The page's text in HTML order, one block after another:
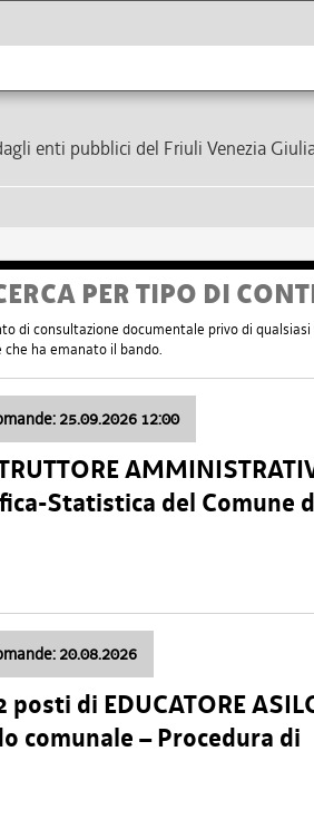
enti pubblici del Friuli Venezia
PER TIPO DI
di consultazione documentale privo di qualsiasi
ha emanato il bando.
25.09.2026 12:00
Statistica del Comune
20.08.2026
di EDUCATORE
comunale – Procedura di